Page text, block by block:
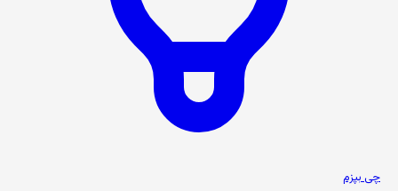
چی بپزم